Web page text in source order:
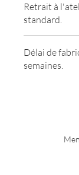
à la main.
Emaillage par
jaune brillant.
Retrait à
standard.
Délai de
semaines.